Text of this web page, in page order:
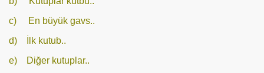
c) En büyük gavs..
d) İlk kutub..
e) Diğer kutuplar..